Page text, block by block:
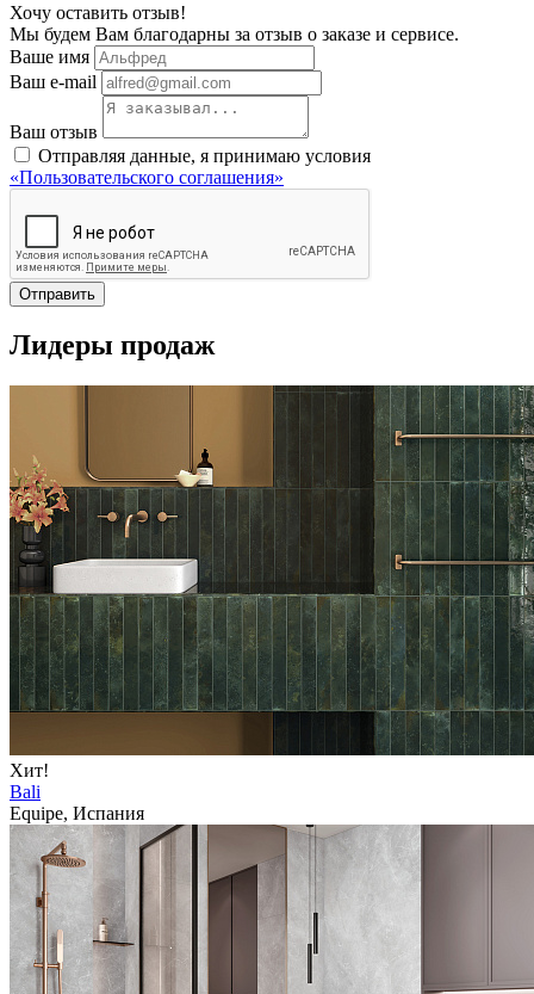
Хочу оставить отзыв!
Мы будем Вам благодарны за отзыв о заказе и сервисе.
Ваше имя
Ваш e-mail
Ваш отзыв
Отправляя данные, я принимаю условия
«Пользовательского соглашения»
Отправить
Лидеры продаж
Хит!
Bali
Equipe, Испания